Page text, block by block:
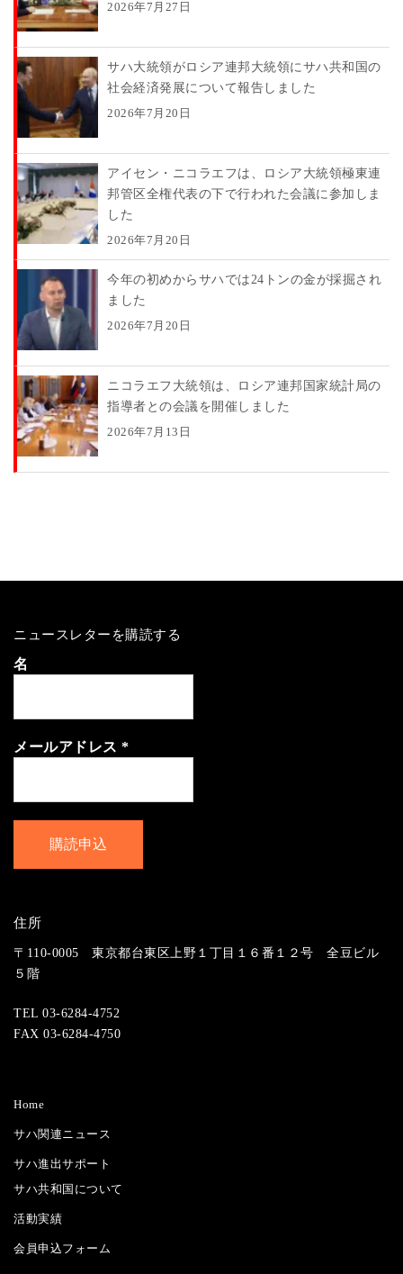
2026年7月27日
サハ大統領がロシア連邦大統領にサハ共和国の
社会経済発展について報告しました
2026年7月20日
アイセン・ニコラエフは、ロシア大統領極東連
邦管区全権代表の下で行われた会議に参加しま
した
2026年7月20日
今年の初めからサハでは24トンの金が採掘され
ました
2026年7月20日
ニコラエフ大統領は、ロシア連邦国家統計局の
指導者との会議を開催しました
2026年7月13日
ニュースレターを購読する
名
メールアドレス *
住所
〒110-0005 東京都台東区上野１丁目１６番１２号 全豆ビル
５階
TEL 03-6284-4752
FAX 03-6284-4750
Home
サハ関連ニュース
サハ進出サポート
サハ共和国について
活動実績
会員申込フォーム